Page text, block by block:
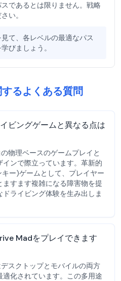
であるとは限りません。戦略
い。
て、各レベルの最適なパス
びましょう。
るよくある質問
ビングゲームと異なる点は
物理ベースのゲームプレイと
ンで際立っています。革新的
ー)ゲームとして、プレイヤー
ますます複雑になる障害物を提
ライビング体験を生み出しま
Madをプレイできます
スクトップとモバイルの両方
化されています。この多用途